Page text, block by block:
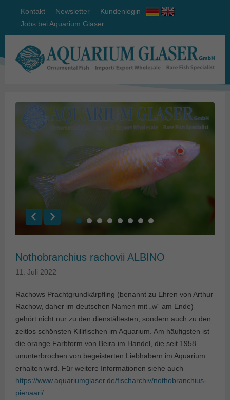
Kontakt Newsletter
Kundenlogin
Jobs bei Aquarium Glaser
Nothobranchius rachovii ALBINO
11. Juli 2022
Rachows Prachtgrundkärpfling (benannt zu Ehren von Arthur
Rachow, daher im deutschen Namen mit „w“ am Ende)
gehört nicht nur zu den dienstältesten, sondern auch zu den
zeitlos schönsten Killifischen im Aquarium. Am häufigsten ist
die orange Farbform von Beira im Handel, die seit 1958
ununterbrochen von begeisterten Liebhabern im Aquarium
erhalten wird. Für weitere Informationen siehe auch
https://www.aquariumglaser.de/fischarchiv/nothobranchius-
pienaari/